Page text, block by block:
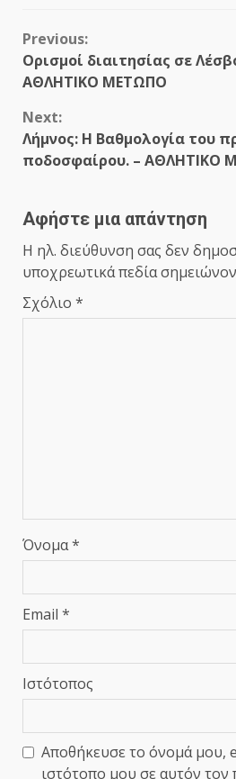
Continue
Reading
Previous:
Ορισμοί διαιτησίας σε
ΑΘΛΗΤΙΚΟ ΜΕΤΩΠΟ
Next:
Λήμνος: Η Βαθμολογία του
ποδοσφαίρου. – ΑΘΛΗΤΙΚΟ
Αφήστε μια απάντηση
Η ηλ. διεύθυνση σας δεν
υποχρεωτικά πεδία
Σχόλιο *
Όνομα*
Email *
Ιστότοπος
Αποθήκευσε το όνομά μου,
ιστότοπο μου σε αυτόν τον